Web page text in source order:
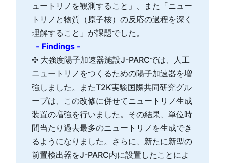
ュートリノを観測すること」、また「ニュー
トリノと物質（原子核）の反応の過程を深く
理解すること」が課題でした。
- Findings -
✣ 大強度陽子加速器施設J-PARCでは、人工
ニュートリノをつくるための陽子加速器を増
強しました。またT2K実験国際共同研究グル
ープは、この改修に併せてニュートリノ生成
装置の増強を行いました。その結果、単位時
間当たり過去最多のニュートリノを生成でき
るようになりました。さらに、新たに新型の
前置検出器をJ-PARC内に設置したことによ